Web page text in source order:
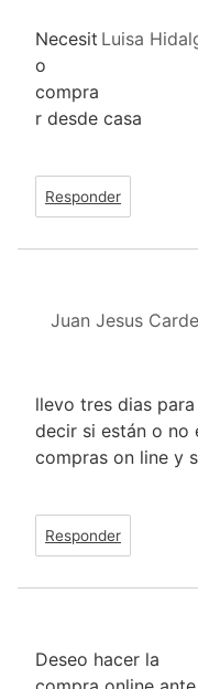
Luisa
Necesit
o
compra
r desde casa
Responder
Juan Jesus
llevo tres dias
decir si están o no
compras on line y
Responder
Deseo hacer la